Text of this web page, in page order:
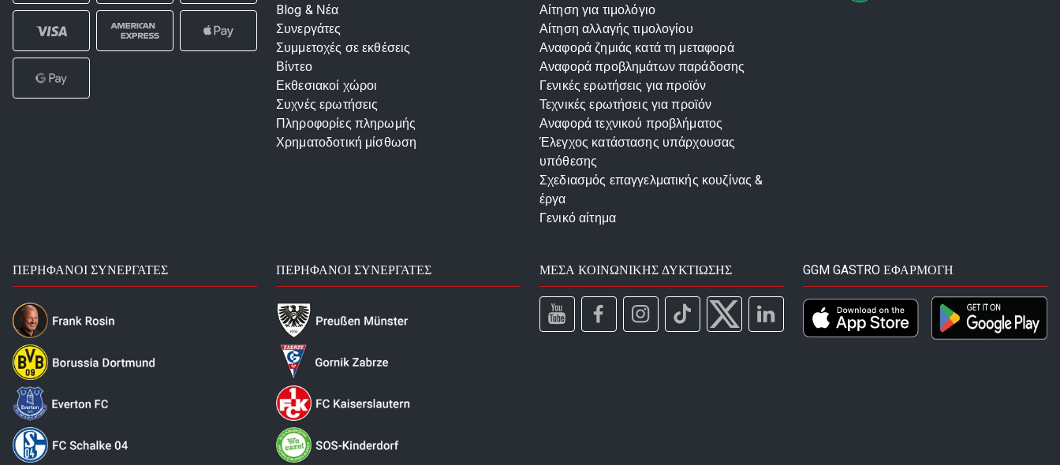
Blog & Νέα
Συνεργάτες
Συμμετοχές σε εκθέσεις
Βίντεο
Εκθεσιακοί χώροι
Συχνές ερωτήσεις
Πληροφορίες πληρωμής
Χρηματοδοτική μίσθωση
Αίτηση για τιμολόγιο
Αίτηση αλλαγής τιμολογίου
Αναφορά ζημιάς κατά τη μεταφορά
Αναφορά προβλημάτων παράδοσης
Γενικές ερωτήσεις για προϊόν
Τεχνικές ερωτήσεις για προϊόν
Αναφορά τεχνικού προβλήματος
Έλεγχος κατάστασης υπάρχουσας
υπόθεσης
Σχεδιασμός επαγγελματικής κουζίνας &
έργα
Γενικό αίτημα
ΠΕΡΉΦΑΝΟΙ ΣΥΝΕΡΓΆΤΕΣ ΠΕΡΉΦΑΝΟΙ ΣΥΝΕΡΓΆΤΕΣ ΜΈΣΑ ΚΟΙΝΩΝΙΚΉΣ ΔΥΚΤΊΩΣΗΣ GGM GASTRO ΕΦΑΡΜΟΓΉ